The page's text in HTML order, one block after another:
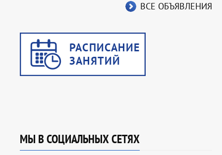
ВСЕ ОБЪЯВЛЕНИЯ
МЫ В СОЦИАЛЬНЫХ СЕТЯХ